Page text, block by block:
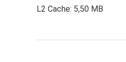
L2 Cache: 5,50 MB